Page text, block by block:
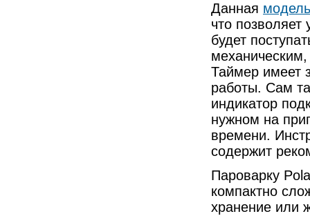
Данная
что позволяет
будет
механическим,
Таймер имеет
работы. Сам
индикатор
нужном на
времени.
содержит
Пароварку
компактно
хранение или